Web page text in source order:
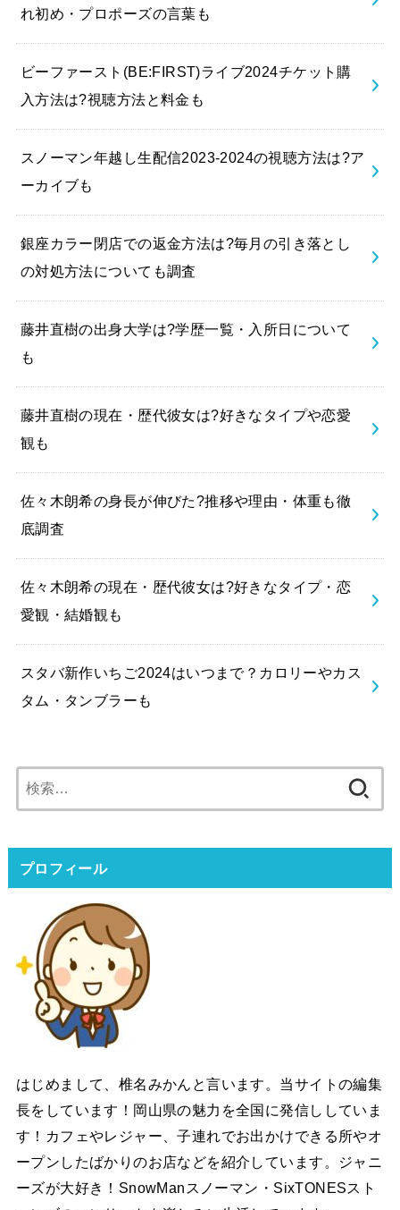
れ初め・プロポーズの言葉も
ビーファースト(BE:FIRST)ライブ2024チケット購
入方法は?視聴方法と料金も
スノーマン年越し生配信2023-2024の視聴方法は?ア
ーカイブも
銀座カラー閉店での返金方法は?毎月の引き落とし
の対処方法についても調査
藤井直樹の出身大学は?学歴一覧・入所日について
も
藤井直樹の現在・歴代彼女は?好きなタイプや恋愛
観も
佐々木朗希の身長が伸びた?推移や理由・体重も徹
底調査
佐々木朗希の現在・歴代彼女は?好きなタイプ・恋
愛観・結婚観も
スタバ新作いちご2024はいつまで？カロリーやカス
タム・タンブラーも
索:
プロフィール
はじめまして、椎名みかんと言います。当サイトの編集
長をしています！岡山県の魅力を全国に発信ししていま
す！カフェやレジャー、子連れでお出かけできる所やオ
ープンしたばかりのお店などを紹介しています。ジャニ
ーズが大好き！SnowManスノーマン・SixTONESスト